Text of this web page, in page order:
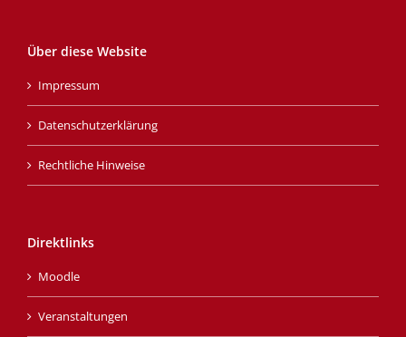
Über diese Website
Impressum
Datenschutzerklärung
Rechtliche Hinweise
Direktlinks
Moodle
Veranstaltungen